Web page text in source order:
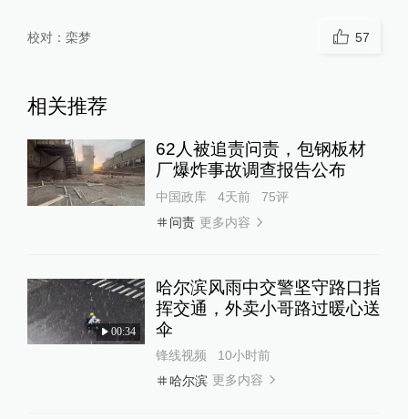
校对： 栾梦 57
相关推荐
62人被追责问责，包钢板材
厂爆炸事故调查报告公布
中国政库 4天前 75评
问责 更多内容
00:34
哈尔滨风雨中交警坚守路口指
挥交通，外卖小哥路过暖心送
伞
锋线视频
10小时前
哈尔滨 更多内容